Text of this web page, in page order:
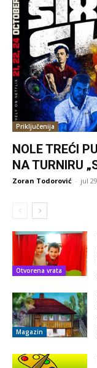
Priključenija
NOLE TREĆI
NA TURNIRU
Zoran Todorović - jul
Otvorena vrata
Magazin